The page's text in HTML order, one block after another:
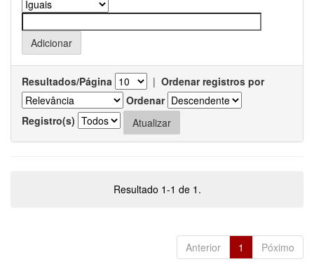
Resultados/Página | Ordenar registros por
Ordenar
Registro(s)
Resultado 1-1 de 1.
Anterior 1 Póximo